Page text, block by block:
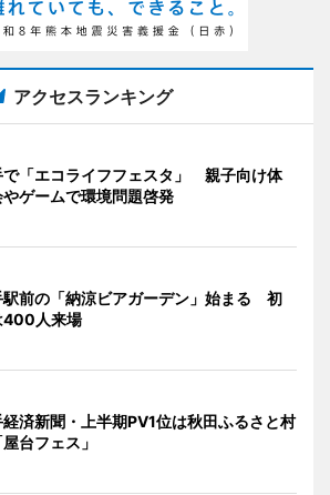
アクセスランキング
で「エコライフフェスタ」 親子向け体
ゲームで環境問題啓発
駅前の「納涼ビアガーデン」始まる 初
400人来場
済新聞・上半期PV1位は秋田ふるさと村
台フェス」